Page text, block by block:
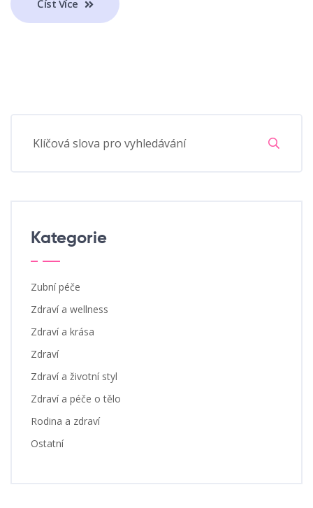
Číst Více
Kategorie
Zubní péče
Zdraví a wellness
Zdraví a krása
Zdraví
Zdraví a životní styl
Zdraví a péče o tělo
Rodina a zdraví
Ostatní